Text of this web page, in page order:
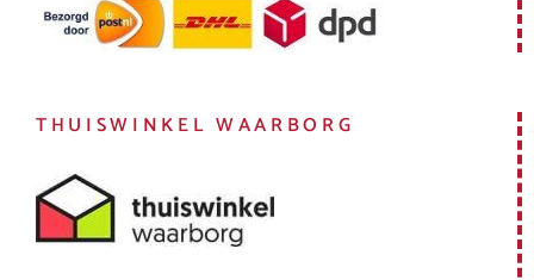
THUISWINKEL WAARBORG